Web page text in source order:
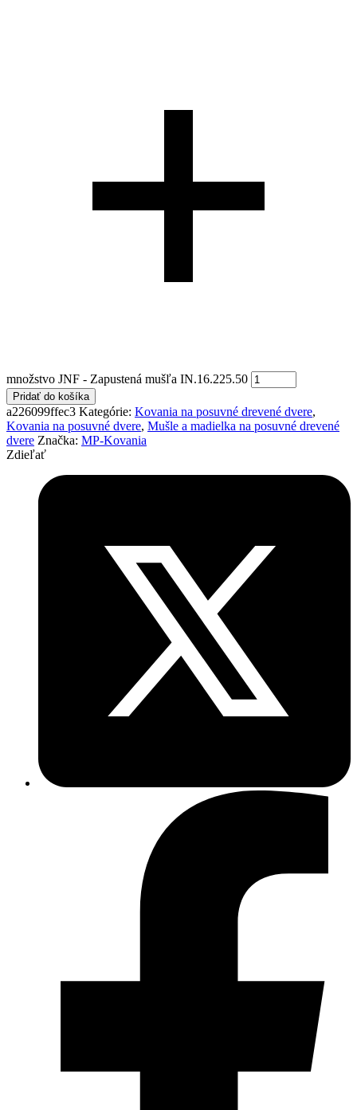
množstvo JNF - Zapustená mušľa IN.16.225.50
Pridať do košíka
a226099ffec3 Kategórie: Kovania na posuvné drevené dvere,
Kovania na posuvné dvere, Mušle a madielka na posuvné drevené
dvere Značka: MP-Kovania
Zdieľať